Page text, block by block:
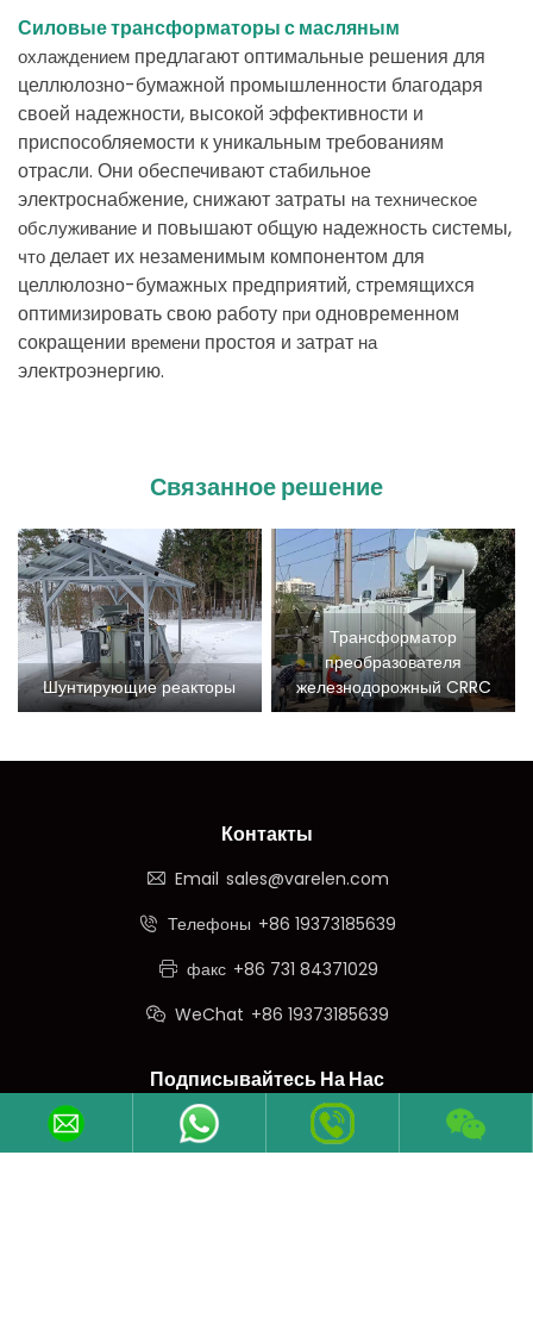
Силовыетрансформаторысмасляным
охлаждением предлагаютоптимальные решения для
целлюлозно-бумажной промышленности благодаря
своей надежности, высокой эффективности и
приспособляемости куникальным требованиям
отрасли. Они обеспечиваютстабильное
электроснабжение,снижаютзатраты на техническое
обслуживание и повышаютобщую надежностьсистемы,
чтоделает их незаменимым компонентом для
целлюлозно-бумажных предприятий,стремящихся
оптимизироватьсвою работу приодновременном
сокращении времени простоя и затрат на
электроэнергию.
Связанное решение
Шунтирующие реакторы
Трансформатор
преобразователя
железнодорожный CRRC
Контакты
Email sales@varelen.com
Телефоны +86 19373185639
факс +86 731 84371029
WeChat +86 19373185639
Подписывайтесь На Нас